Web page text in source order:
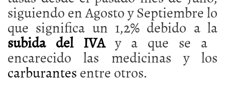
siguiendo en Agosto y Septiembre lo
que significa un 1,2% debido a la
subida del IVA y a que se a
encarecido las medicinas y los
carburantesentre otros.